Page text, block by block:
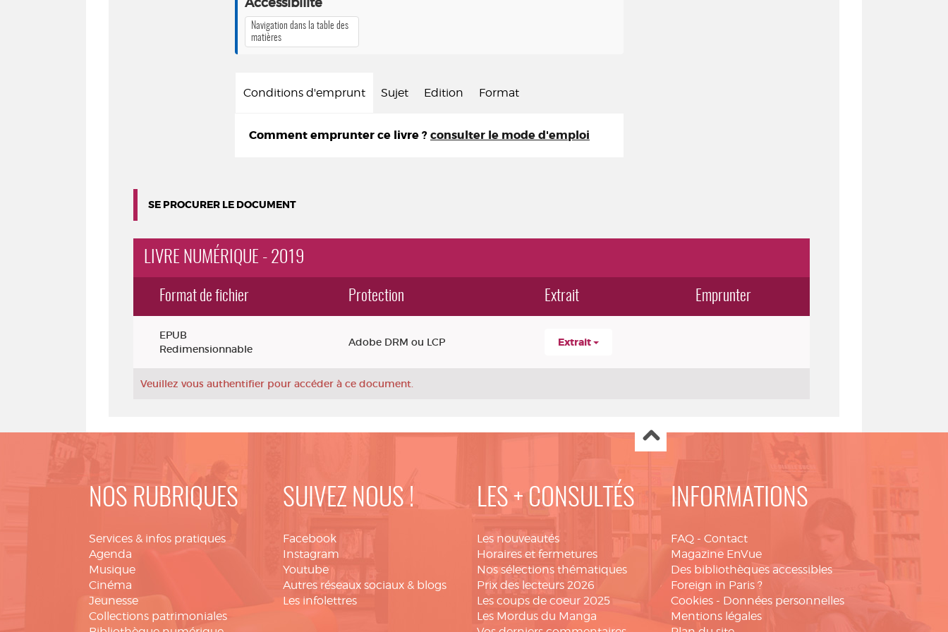
Navigation dans la table des
matières
Conditions d'emprunt Sujet Edition Format
Comment emprunter ce livre ? consulter le mode d'emploi
SE PROCURER LE DOCUMENT
LIVRE NUMÉRIQUE - 2019
Format de fichier Protection Extrait Emprunter
EPUB
Redimensionnable
Adobe DRM ou LCP Extrait
Veuillez vous authentifier pour accéder à ce document.
NOS RUBRIQUES
Services & infos pratiques
Agenda
Musique
Cinéma
Jeunesse
Collections patrimoniales
SUIVEZ NOUS !
Facebook
Instagram
Youtube
Autres réseaux sociaux & blogs
Les infolettres
LES + CONSULTÉS
Les nouveautés
Horaires et fermetures
Nos sélections thématiques
Prix des lecteurs 2026
Les coups de coeur 2025
Les Mordus du Manga
INFORMATIONS
FAQ - Contact
Magazine EnVue
Des bibliothèques accessibles
Foreign in Paris ?
Cookies - Données personnelles
Mentions légales